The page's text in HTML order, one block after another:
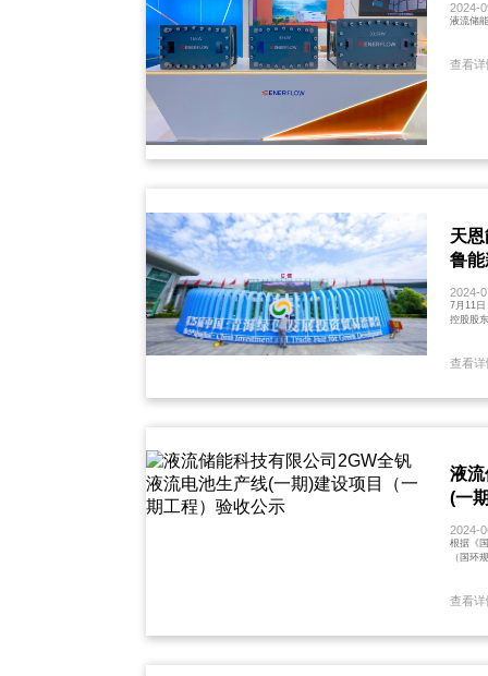
2024-
液流储
查看
天
鲁
2024-
7月11日
控股股
查看
液
(一
2024-
根据《
（国环
查看